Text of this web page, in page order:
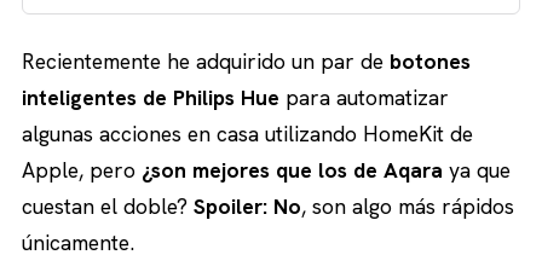
Recientemente he adquirido un par de botones
inteligentes de Philips Hue para automatizar
algunas acciones en casa utilizando HomeKit de
Apple, pero ¿son mejores que los de Aqara ya que
cuestan el doble? Spoiler: No, son algo más rápidos
únicamente.